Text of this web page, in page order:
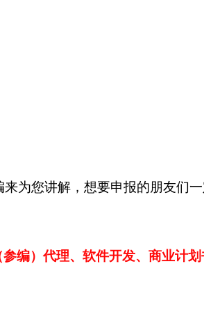
为您讲解，想要申报的朋友们一
编）代理、软件开发、商业计